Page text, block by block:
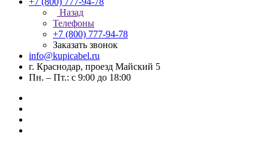
Назад
Телефоны
+7 (800) 777-94-78
Заказать звонок
info@kupicabel.ru
г. Краснодар, проезд Майский 5
Пн. – Пт.: с 9:00 до 18:00